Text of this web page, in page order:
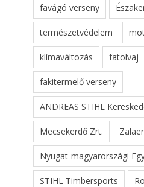
favágó verseny
természetvédelem
klímaváltozás fatolvaj
fakitermelő verseny
ANDREAS STIHL
Mecsekerdő Zrt.
Nyugat-magyarországi
STIHL Timbersports